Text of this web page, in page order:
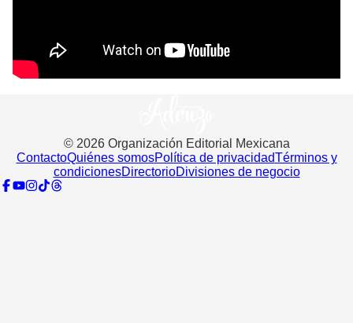
© 2026Organización Editorial Mexicana
ContactoQuiénes somosPolítica de privacidadTérminos y
condicionesDirectorioDivisiones de negocio